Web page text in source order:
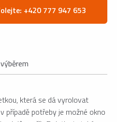
+420 777 947 653
která se dá vyrolovat
případě potřeby je možné okno